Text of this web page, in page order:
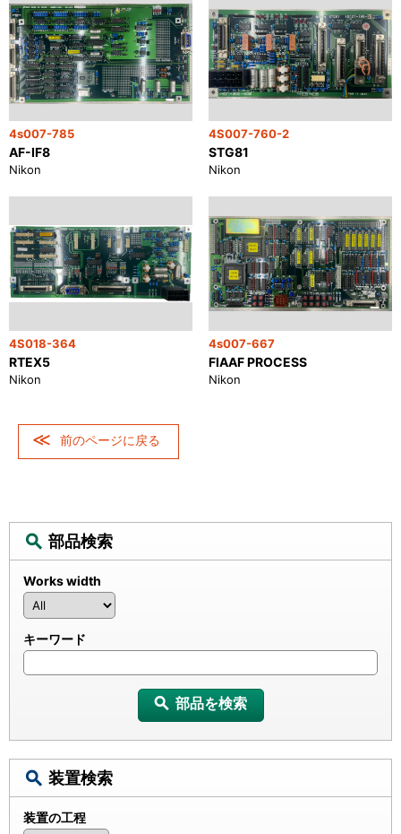
AF-IF8
4s007-785
Nikon
STG81
4S007-760-2
Nikon
RTEX5
4S018-364
Nikon
FIAAF PROCESS
4s007-667
Nikon
前のページに戻る
部品検索
Works width
キーワード
部品を検索
装置検索
装置の工程